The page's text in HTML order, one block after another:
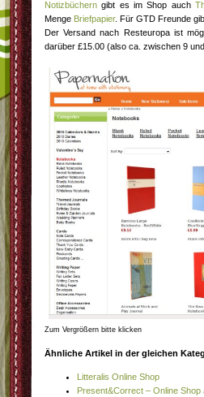
Notizbüchern gibt es im Shop auch
Menge Briefpapier. Für GTD Freunde
Der Versand nach Resteuropa ist
darüber £15.00 (also ca. zwischen 9
Zum Vergrößern bitte klicken
Ähnliche Artikel in der gleichen
Litteralis Online Shop
Present&Correct – Online Shop